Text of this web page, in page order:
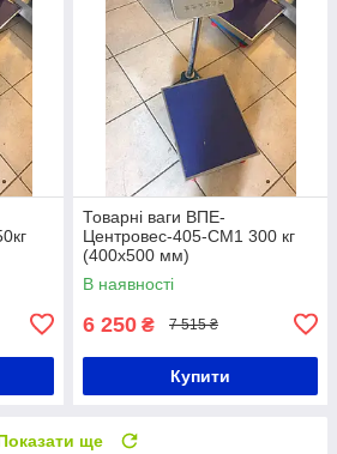
Товарні ваги ВПЕ-
Центровес-405-СМ1 300 кг
(400х500 мм)
В наявності
6 250 ₴ 7 515 ₴
Купити
ще